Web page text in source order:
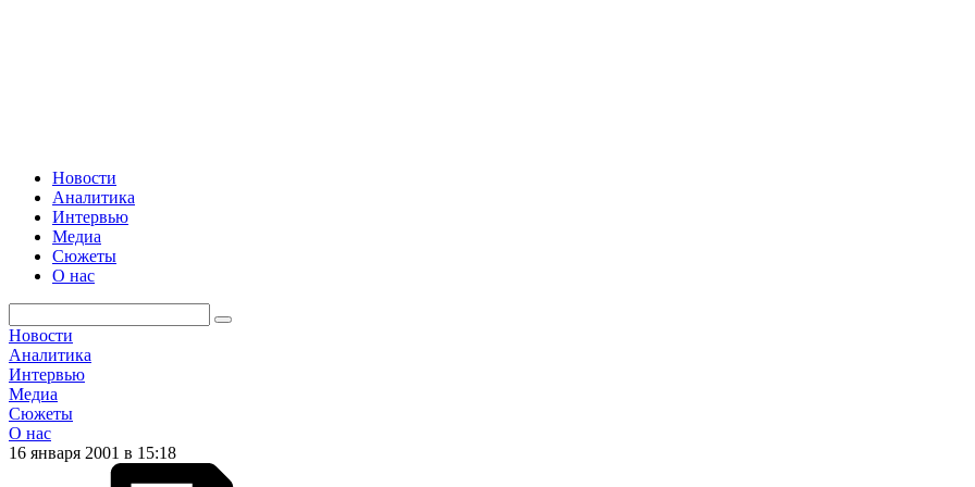
Новости
Аналитика
Интервью
Медиа
Сюжеты
О нас
Новости
Аналитика
Интервью
Медиа
Сюжеты
О нас
16 января 2001 в 15:18